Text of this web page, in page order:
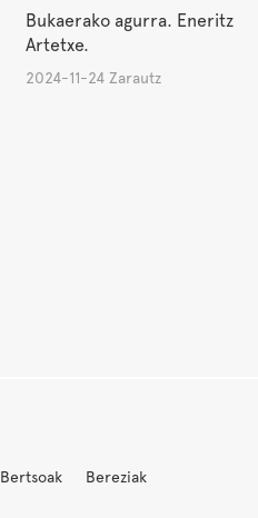
Bukaerako agurra. Eneritz
Artetxe.
2024-11-24 Zarautz
Bertsoak
Bereziak